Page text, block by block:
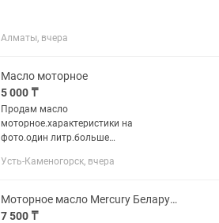
Алматы, вчера
Масло моторное
5 000 ₸
Продам масло
моторное.характеристики на
фото.один литр.больше
Усть-Каменогорск, вчера
Моторное масло Mercury Беларусь.
7 500 ₸